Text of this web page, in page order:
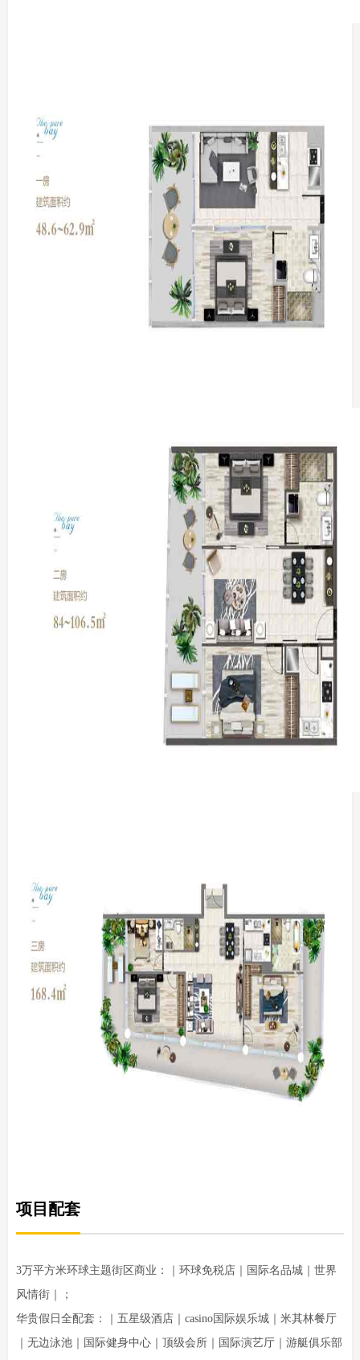
项目配套
3万平方米环球主题街区商业：｜环球免税店｜国际名品城｜世界
风情街｜；
华贵假日全配套：｜五星级酒店｜casino国际娱乐城｜米其林餐厅
｜无边泳池｜国际健身中心｜顶级会所｜国际演艺厅｜游艇俱乐部